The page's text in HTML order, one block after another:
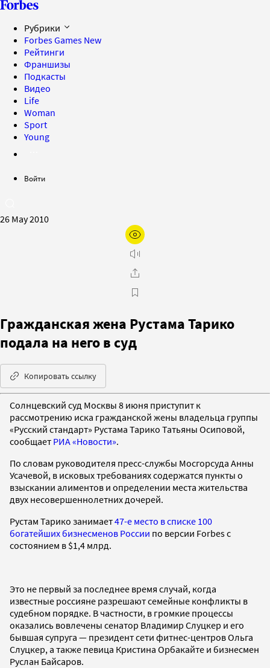
Рубрики
Forbes Games New
Рейтинги
Франшизы
Подкасты
Видео
Life
Woman
Sport
Young
Войти
26 May 2010
Гражданская жена Рустама Тарико
подала на него в суд
Копировать ссылку
Солнцевский суд Москвы 8 июня приступит к
рассмотрению иска гражданской жены владельца группы
«Русский стандарт» Рустама Тарико Татьяны Осиповой,
сообщает РИА «Новости».
По словам руководителя пресс-службы Мосгорсуда Анны
Усачевой, в исковых требованиях содержатся пункты о
взыскании алиментов и определении места жительства
двух несовершеннолетних дочерей.
Рустам Тарико занимает47-е место в списке 100
богатейших бизнесменов России по версии Forbes с
состоянием в $1,4 млрд.
Это не первый за последнее время случай, когда
известные россияне разрешают семейные конфликты в
судебном порядке. В частности, в громкие процессы
оказались вовлечены сенатор Владимир Слуцкер и его
бывшая супруга — президент сети фитнес-центров Ольга
Слуцкер, а также певица Кристина Орбакайте и бизнесмен
Руслан Байсаров.